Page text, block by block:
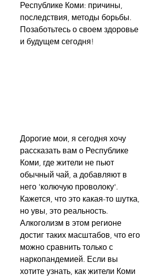
Республике Коми: причины,
последствия, методы борьбы.
Позаботьтесь о своем здоровье
и будущем сегодня!
Дорогие мои, я сегодня хочу
рассказать вам о Республике
Коми, где жители не пьют
обычный чай, а добавляют в
него 'колючую проволоку'.
Кажется, что это какая-то шутка,
но увы, это реальность.
Алкоголизм в этом регионе
достиг таких масштабов, что его
можно сравнить только с
наркопандемией. Если вы
хотите узнать, как жители Коми